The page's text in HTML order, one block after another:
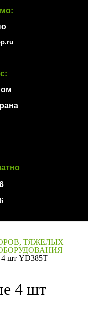
ТЯЖЕЛЫХ
шт YD385T
4 шт